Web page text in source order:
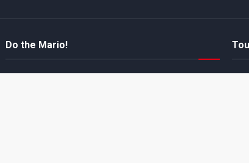
Do the Mario!